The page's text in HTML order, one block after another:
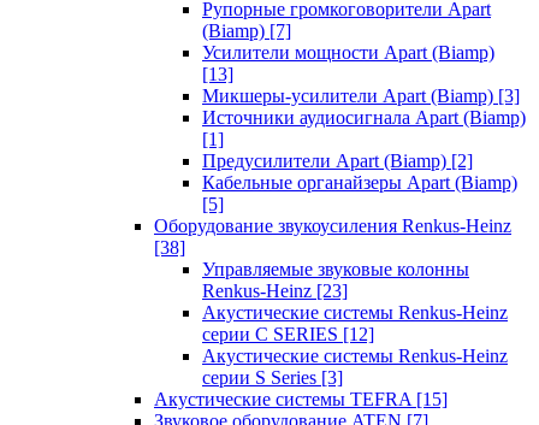
Рупорные громкоговорители Apart
(Biamp) [7]
Усилители мощности Apart (Biamp)
[13]
Микшеры-усилители Apart (Biamp) [3]
Источники аудиосигнала Apart (Biamp)
[1]
Предусилители Apart (Biamp) [2]
Кабельные органайзеры Apart (Biamp)
[5]
Оборудование звукоусиления Renkus-Heinz
[38]
Управляемые звуковые колонны
Renkus-Heinz [23]
Акустические системы Renkus-Heinz
серии C SERIES [12]
Акустические системы Renkus-Heinz
серии S Series [3]
Акустические системы TEFRA [15]
Звуковое оборудование ATEN [7]